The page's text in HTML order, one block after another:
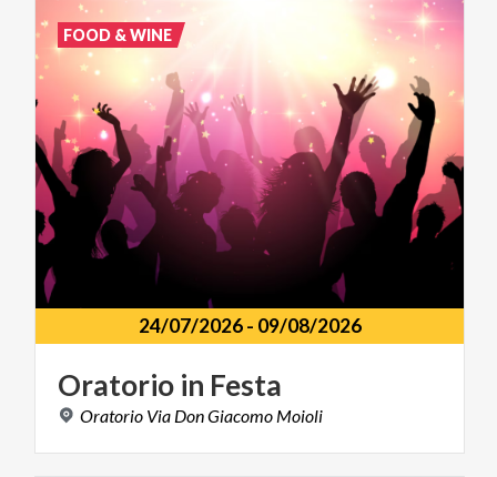
24/07/2026- 09/08/2026
Oratorio in Festa
Oratorio Via DonGiacomo Moioli
FOOD & WINE